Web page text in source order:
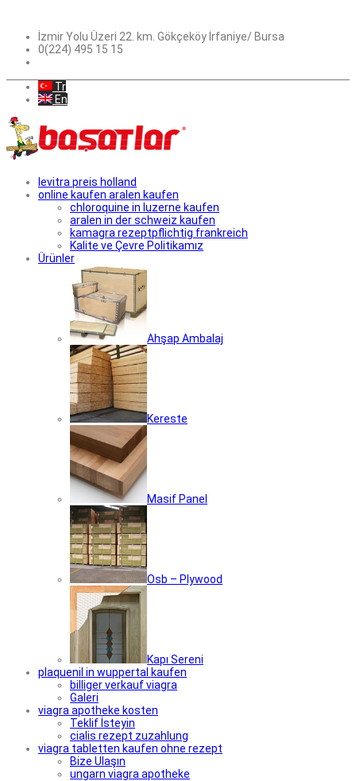
İzmir Yolu Üzeri 22. km. Gökçeköy İrfaniye/ Bursa
0(224) 495 15 15
Tr
En
levitra preis holland
online kaufen aralen kaufen
chloroquine in luzerne kaufen
aralen in der schweiz kaufen
kamagra rezeptpflichtig frankreich
Kalite ve Çevre Politikamız
Ürünler
Ahşap Ambalaj
Kereste
Masif Panel
Osb – Plywood
Kapı Sereni
plaquenil in wuppertal kaufen
billiger verkauf viagra
Galeri
viagra apotheke kosten
Teklif İsteyin
cialis rezept zuzahlung
viagra tabletten kaufen ohne rezept
Bize Ulaşın
ungarn viagra apotheke